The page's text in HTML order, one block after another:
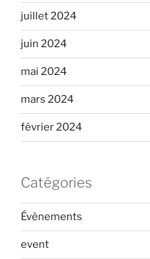
juillet 2024
juin 2024
mai 2024
mars 2024
février 2024
Catégories
Évènements
event